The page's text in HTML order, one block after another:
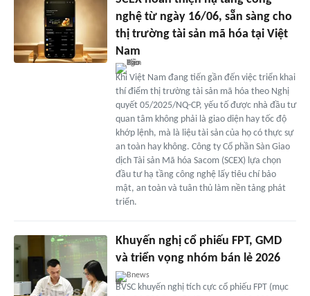
nghệ từ ngày 16/06, sẵn sàng cho
thị trường tài sản mã hóa tại Việt
Nam
Khi Việt Nam đang tiến gần đến việc triển khai
thí điểm thị trường tài sản mã hóa theo Nghị
quyết 05/2025/NQ-CP, yếu tố được nhà đầu tư
quan tâm không phải là giao diện hay tốc độ
khớp lệnh, mà là liệu tài sản của họ có thực sự
an toàn hay không. Công ty Cổ phần Sàn Giao
dịch Tài sản Mã hóa Sacom (SCEX) lựa chọn
đầu tư hạ tầng công nghệ lấy tiêu chí bảo
mật, an toàn và tuân thủ làm nền tảng phát
triển.
Khuyến nghị cổ phiếu FPT, GMD
và triển vọng nhóm bán lẻ 2026
Bnews
BVSC khuyến nghị tích cực cổ phiếu FPT (mục